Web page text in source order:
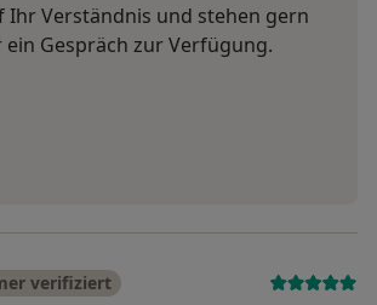
Ihr Verständnis und stehen gern
Gespräch zur Verfügung.
verifiziert